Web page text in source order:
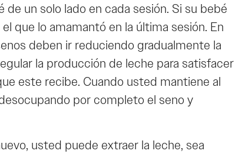
un solo lado en cada sesión. Si su bebé
que lo amamantó en la última sesión. En
deben ir reduciendo gradualmente la
la producción de leche para satisfacer
este recibe. Cuando usted mantiene al
por completo el seno y
usted puede extraer la leche, sea